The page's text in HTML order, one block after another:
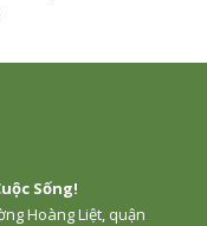
Sống!
Hoàng Liệt, quận